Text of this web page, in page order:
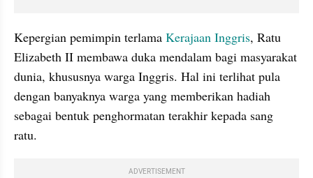
Kepergian pemimpin terlama Kerajaan Inggris, Ratu
Elizabeth II membawa duka mendalam bagi masyarakat
dunia, khususnya warga Inggris. Hal ini terlihat pula
dengan banyaknya warga yang memberikan hadiah
sebagai bentuk penghormatan terakhir kepada sang
ratu.
ADVERTISEMENT